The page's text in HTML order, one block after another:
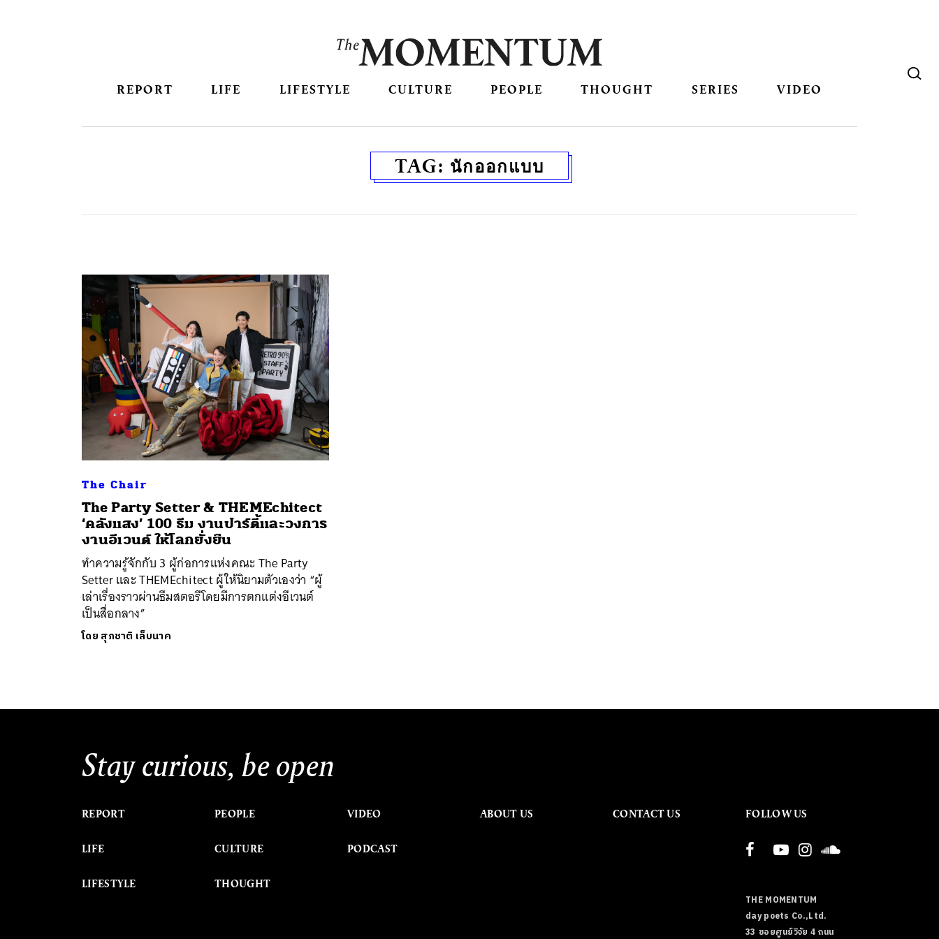
REPORT LIFE LIFESTYLE CULTURE PEOPLE THOUGHT SERIES VIDEO
TAG: นักออกแบบ
The Chair
The Party Setter & THEMEchitect
‘คลังแสง’ 100 ธีม งานปาร์ตี้และวงการ
งานอีเวนต์ ให้โลกยั่งยืน
ทำความรู้จักกับ 3 ผู้ก่อการแห่งคณะ The Party
Setter และ THEMEchitect ผู้ให้นิยามตัวเองว่า “ผู้
เล่าเรื่องราวผ่านธีมสตอรีโดยมีการตกแต่งอีเวนต์
เป็นสื่อกลาง”
โดย สุภชาติ เล็บนาค
Stay curious, be open
REPORT
LIFE
LIFESTYLE
PEOPLE
CULTURE
THOUGHT
VIDEO
PODCAST
ABOUT US CONTACT US FOLLOW US
THE MOMENTUM
day poets Co.,Ltd.
33 ซอยศูนย์วิจัย 4 ถนน
ค้นหา